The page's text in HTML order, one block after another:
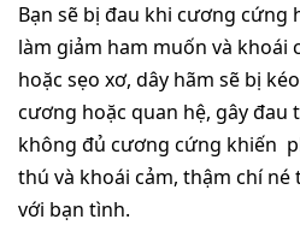
Bạn sẽ bị đau khi cương cứng
làm giảm ham muốn và khoái
hoặc sẹo xơ, dây hãm sẽ bị
cương hoặc quan hệ, gây
không đủ cương cứng khiến
thú và khoái cảm, thậm chí
với bạn tình.